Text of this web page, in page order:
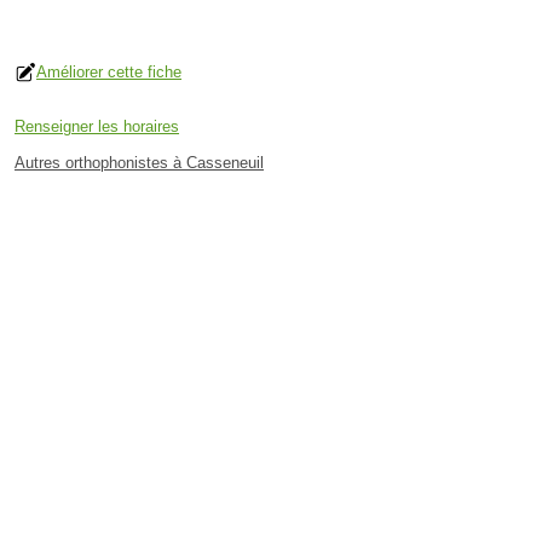
Améliorer cette fiche
Renseigner les horaires
Autres orthophonistes à Casseneuil